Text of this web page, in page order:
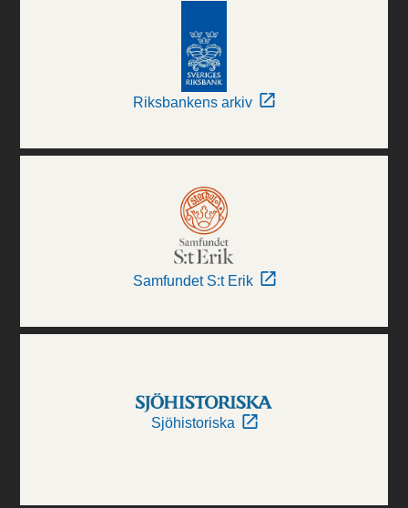
Riksbankens arkiv
Samfundet S:t Erik
Sjöhistoriska